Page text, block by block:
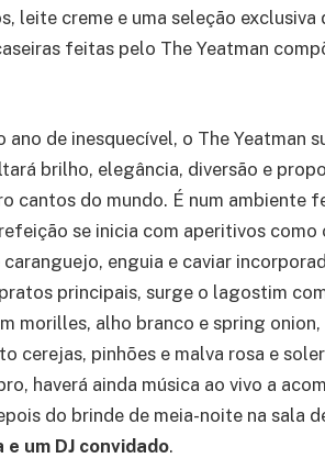
leite creme e uma seleção
feitas pelo The Yeatman
ano de inesquecível, o The Yeatman
brilho, elegância, diversão e
cantos do mundo. É num ambiente
se inicia com aperitivos
enguia e caviar
principais, surge o lagostim
morilles, alho branco e spring
cerejas, pinhões e malva rosa e
haverá ainda música ao vivo a
do brinde de meia-noite na sala
um DJ convidado.